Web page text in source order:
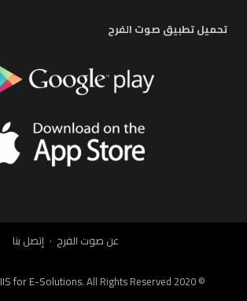
تحميل تطبيق صوت الفرح
عن صوت الفرح إتصل بنا
© Developed by
IIS for E-Solutions. All Rights Reserved 2020